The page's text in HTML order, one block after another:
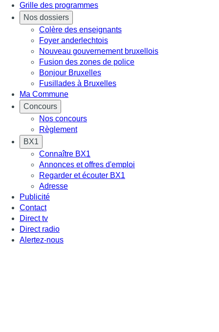
Grille des programmes
Nos dossiers
Colère des enseignants
Foyer anderlechtois
Nouveau gouvernement bruxellois
Fusion des zones de police
Bonjour Bruxelles
Fusillades à Bruxelles
Ma Commune
Concours
Nos concours
Règlement
BX1
Connaître BX1
Annonces et offres d'emploi
Regarder et écouter BX1
Adresse
Publicité
Contact
Direct tv
Direct radio
Alertez-nous